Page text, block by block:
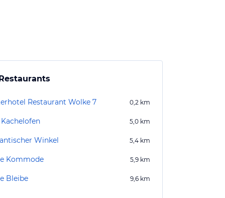
Restaurant Wolke 7 0,2 km
5,0 km
Winkel 5,4 km
Kommode 5,9 km
Bleibe 9,6 km